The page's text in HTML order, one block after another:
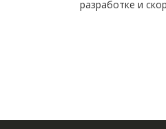
разработке и